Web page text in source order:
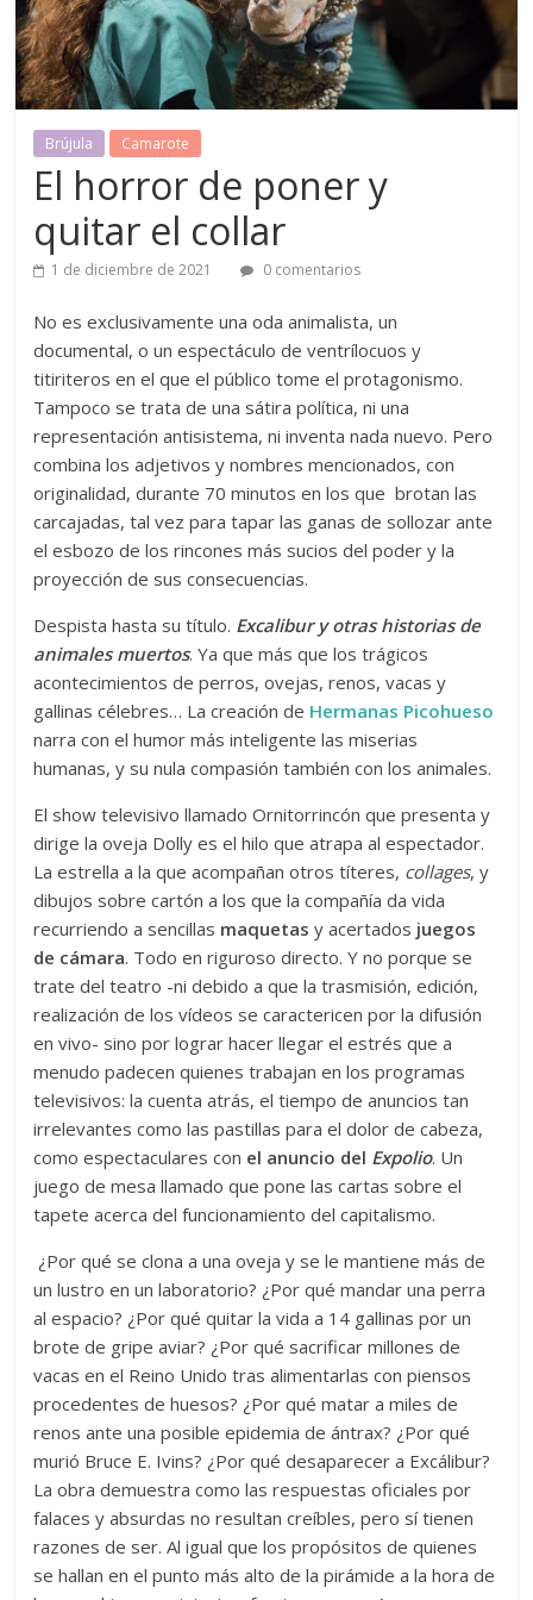
Brújula Camarote
El horror de poner y
quitar el collar
1 de diciembre de 2021 0 comentarios
No es exclusivamente una oda animalista, un
documental, o un espectáculo de ventrílocuos y
titiriteros en el que el público tome el protagonismo.
Tampoco se trata de una sátira política, ni una
representación antisistema, ni inventa nada nuevo. Pero
combina los adjetivos y nombres mencionados, con
originalidad, durante 70 minutos en los que brotan las
carcajadas, tal vez para tapar las ganas de sollozar ante
el esbozo de los rincones más sucios del poder y la
proyección de sus consecuencias.
Despista hasta su título. Excalibur y otras historias de
animales muertos. Ya que más que los trágicos
acontecimientos de perros, ovejas, renos, vacas y
gallinas célebres… La creación de Hermanas Picohueso
narra con el humor más inteligente las miserias
humanas, y su nula compasión también con los animales.
El show televisivo llamado Ornitorrincón que presenta y
dirige la oveja Dolly es el hilo que atrapa al espectador.
La estrella a la que acompañan otros títeres, collages, y
dibujos sobre cartón a los que la compañía da vida
recurriendo a sencillas maquetas y acertados juegos
de cámara. Todo en riguroso directo. Y no porque se
trate del teatro -ni debido a que la trasmisión, edición,
realización de los vídeos se caractericen por la difusión
en vivo- sino por lograr hacer llegar el estrés que a
menudo padecen quienes trabajan en los programas
televisivos: la cuenta atrás, el tiempo de anuncios tan
irrelevantes como las pastillas para el dolor de cabeza,
como espectaculares con el anuncio del Expolio. Un
juego de mesa llamado que pone las cartas sobre el
tapete acerca del funcionamiento del capitalismo.
¿Por qué se clona a una oveja y se le mantiene más de
un lustro en un laboratorio? ¿Por qué mandar una perra
al espacio? ¿Por qué quitar la vida a 14 gallinas por un
brote de gripe aviar? ¿Por qué sacrificar millones de
vacas en el Reino Unido tras alimentarlas con piensos
procedentes de huesos? ¿Por qué matar a miles de
renos ante una posible epidemia de ántrax? ¿Por qué
murió Bruce E. Ivins? ¿Por qué desaparecer a Excálibur?
La obra demuestra como las respuestas oficiales por
falaces y absurdas no resultan creíbles, pero sí tienen
razones de ser. Al igual que los propósitos de quienes
se hallan en el punto más alto de la pirámide a la hora de